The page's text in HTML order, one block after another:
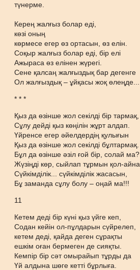
түнерме.
Керең жалғыз болар еді,
көзі оның
көрмесе егер өз ортасын, өз елін.
Соқыр жалғыз болар еді, бір елі
Ажыраса өз елінен жүрегі.
Сене қалсаң жалғыздық бар дегенге
Ол жалғыздық – ұйқасы жоқ өлеңде...
* * *
Қыз да өзінше жол секілді бір тармақ,
Сұлу дейді қыз көңілін жұрт алдап.
Үйренсе егер әйелдердің қулығын
Қыз да өзінше жол секілді бұлтармақ.
Бұл да өзінше әзіл ғой бір, солай ма?
Жүзіңді көр, сыйлап тұрмын қол-айна.
Сүйкімділік... сүйкімділік жасасын,
Бұ заманда сұлу болу – оңай ма!!!
11
Кетем деді бір күні қыз үйге кеп,
Содан кейін ол-пұлдарын сүйрелеп,
кетем деді, қайда деген сұрақты
ешкім оған бермеген де сияқты.
Кемпір бір сәт омырайып тұрды да
Үй алдына шөге кетті бұрлыға.